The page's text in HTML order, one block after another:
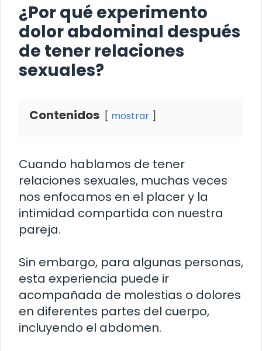
¿Por qué experimento
dolor abdominal después
de tener relaciones
sexuales?
Contenidos mostrar
Cuando hablamos de tener
relaciones sexuales, muchas veces
nos enfocamos en el placer y la
intimidad compartida con nuestra
pareja.
Sin embargo, para algunas personas,
esta experiencia puede ir
acompañada de molestias o dolores
en diferentes partes del cuerpo,
incluyendo el abdomen.